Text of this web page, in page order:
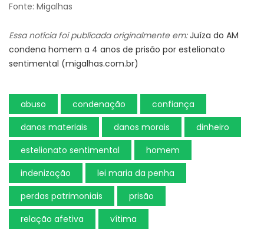
Fonte: Migalhas
Essa notícia foi publicada originalmente em: Juíza do AM
condena homem a 4 anos de prisão por estelionato
sentimental (migalhas.com.br)
abuso condenação
confiança
danos materiais
danos morais
dinheiro
estelionato sentimental
homem
indenização
lei maria da penha
perdas patrimoniais
prisão
relação afetiva
vítima